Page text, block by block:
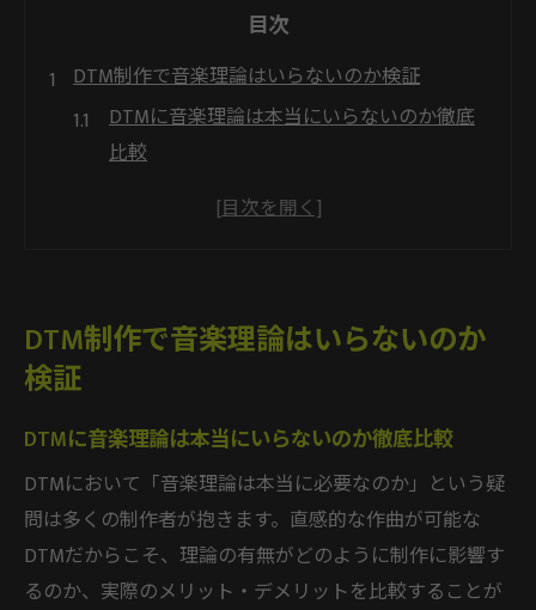
目次
DTM制作で音楽理論はいらないのか検証
DTMに音楽理論は本当にいらないのか徹底
比較
作曲で音楽理論が不要と言われる理由を解
音楽理論なしで作曲するアーティストの実
DTM独学派が感じる音楽理論への疑問と答
え
音楽理論が難しいと感じる理由と対策
DTMで音楽理論が難しすぎると感じる瞬間
とは
DTM制作で音楽理論はいらないのか
検証
DTMに音楽理論は本当にいらないのか徹底比較
DTMにおいて「音楽理論は本当に必要なのか」という疑
問は多くの制作者が抱きます。直感的な作曲が可能な
DTMだからこそ、理論の有無がどのように制作に影響す
るのか、実際のメリット・デメリットを比較することが